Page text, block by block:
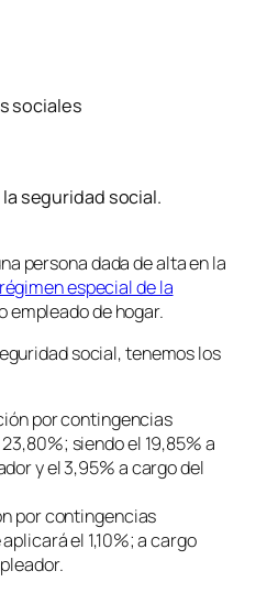
sociales
seguridad social.
persona dada de alta en la
especial de la
empleado de hogar.
social, tenemos los
por contingencias
siendo el 19,85% a
y el 3,95% a cargo del
por contingencias
el 1,10%; a cargo